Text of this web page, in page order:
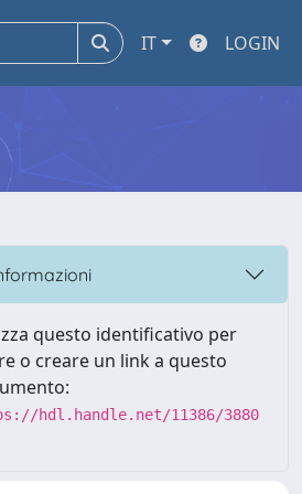
IT LOGIN
questo identificativo per
o creare un link a questo
hdl.handle.net/11386/3880